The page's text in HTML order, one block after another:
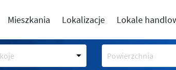
Mieszkania Lokalizacje Lokale
Powierzchnia